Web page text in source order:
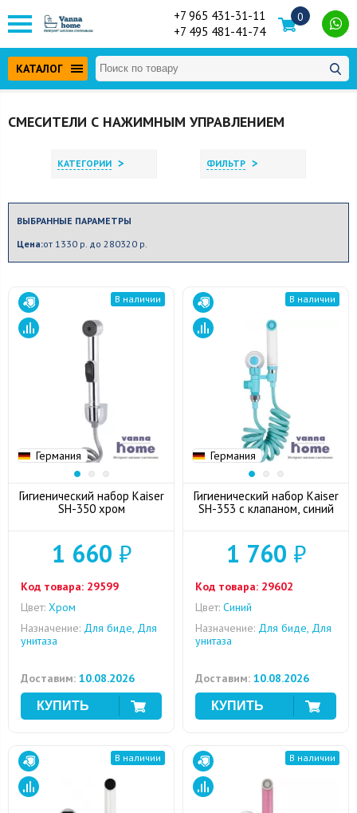
+7 965 431-31-11
+7 495 481-41-74
0
КАТАЛОГ
СМЕСИТЕЛИ С НАЖИМНЫМ УПРАВЛЕНИЕМ
КАТЕГОРИИ > ФИЛЬТР >
ВЫБРАННЫЕ ПАРАМЕТРЫ
Цена:от 1330 р. до 280320 р.
Германия
В наличии
Гигиенический набор Kaiser
SH-350 хром
1 660 ₽
Код товара: 29599
Цвет: Хром
Назначение: Для биде, Для
унитаза
Доставим: 10.08.2026
Германия
В наличии
Гигиенический набор Kaiser
SH-353 с клапаном, синий
1 760 ₽
Код товара: 29602
Цвет: Синий
Назначение: Для биде, Для
унитаза
Доставим: 10.08.2026
В наличии В наличии